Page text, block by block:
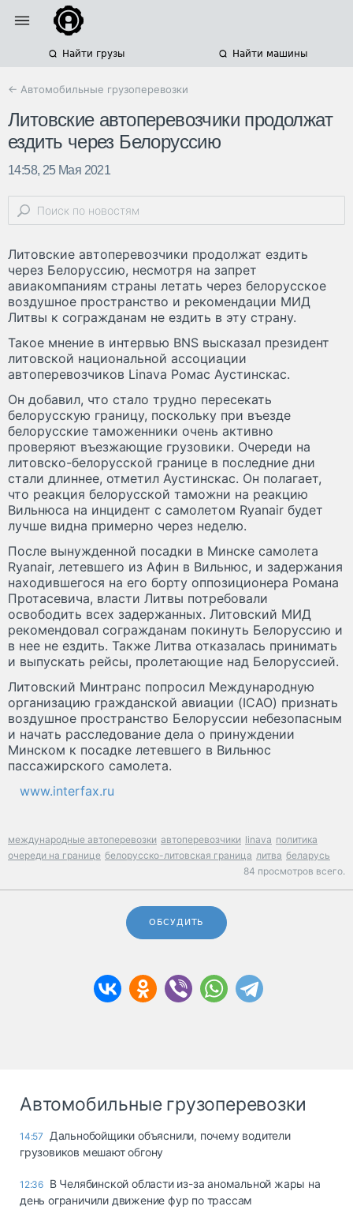
Найти грузы Найти машины
← Автомобильные грузоперевозки
Литовские автоперевозчики продолжат
ездить через Белоруссию
14:58, 25 Мая 2021
Литовские автоперевозчики продолжат ездить
через Белоруссию, несмотря на запрет
авиакомпаниям страны летать через белорусское
воздушное пространство и рекомендации МИД
Литвы к согражданам не ездить в эту страну.
Такое мнение в интервью BNS высказал президент
литовской национальной ассоциации
автоперевозчиков Linava Ромас Аустинскас.
Он добавил, что стало трудно пересекать
белорусскую границу, поскольку при въезде
белорусские таможенники очень активно
проверяют въезжающие грузовики. Очереди на
литовско-белорусской границе в последние дни
стали длиннее, отметил Аустинскас. Он полагает,
что реакция белорусской таможни на реакцию
Вильнюса на инцидент с самолетом Ryanair будет
лучше видна примерно через неделю.
После вынужденной посадки в Минске самолета
Ryanair, летевшего из Афин в Вильнюс, и задержания
находившегося на его борту оппозиционера Романа
Протасевича, власти Литвы потребовали
освободить всех задержанных. Литовский МИД
рекомендовал согражданам покинуть Белоруссию и
в нее не ездить. Также Литва отказалась принимать
и выпускать рейсы, пролетающие над Белоруссией.
Литовский Минтранс попросил Международную
организацию гражданской авиации (ICAO) признать
воздушное пространство Белоруссии небезопасным
и начать расследование дела о принуждении
Минском к посадке летевшего в Вильнюс
пассажирского самолета.
www.interfax.ru
международные автоперевозки автоперевозчики linava политика
очереди на границе белорусско-литовская граница литва беларусь
84 просмотров всего.
ОБСУДИТЬ
Автомобильные грузоперевозки
14:57
Дальнобойщики объяснили, почему водители
грузовиков мешают обгону
12:36 В Челябинской области из-за аномальной жары на
день ограничили движение фур по трассам